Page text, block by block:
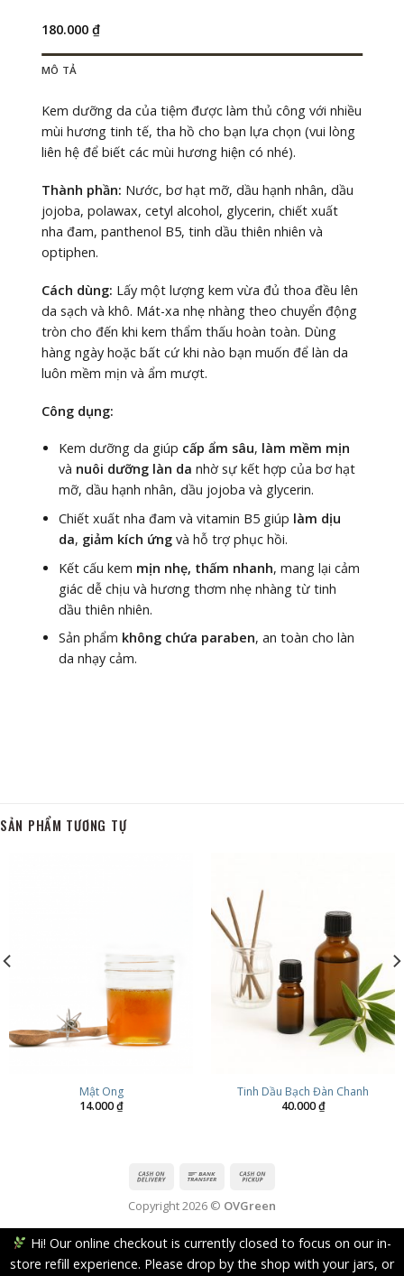
180.000₫
MÔ TẢ
Kem dưỡng da của tiệm được làm thủ công với nhiều
mùi hương tinh tế, tha hồ cho bạn lựa chọn (vui lòng
liên hệ để biết các mùi hương hiện có nhé).
Thành phần: Nước, bơ hạt mỡ, dầu hạnh nhân, dầu
jojoba, polawax, cetyl alcohol, glycerin, chiết xuất
nha đam, panthenol B5, tinh dầu thiên nhiên và
optiphen.
Cách dùng: Lấy một lượng kem vừa đủ thoa đều lên
da sạch và khô. Mát-xa nhẹ nhàng theo chuyển động
tròn cho đến khi kem thẩm thấu hoàn toàn. Dùng
hàng ngày hoặc bất cứ khi nào bạn muốn để làn da
luôn mềm mịn và ẩm mượt.
Công dụng:
Kem dưỡng da giúp cấp ẩm sâu, làm mềm mịn
và nuôi dưỡng làn da nhờ sự kết hợp của bơ hạt
mỡ, dầu hạnh nhân, dầu jojoba và glycerin.
Chiết xuất nha đam và vitamin B5 giúp làm dịu
da, giảm kích ứngvà hỗ trợ phục hồi.
Kết cấu kem mịn nhẹ, thấm nhanh, mang lại cảm
giác dễ chịu và hương thơm nhẹ nhàng từ tinh
dầu thiên nhiên.
Sản phẩm không chứa paraben, an toàn cho làn
da nhạy cảm.
SẢN PHẨM TƯƠNG TỰ
Mật Ong
14.000₫
Tinh Dầu Bạch Đàn Chanh
40.000₫
Copyright 2026 © OVGreen
Hi! Our online checkout is currently closed to focus on our in-
store refill experience. Please drop by the shop with your jars, or